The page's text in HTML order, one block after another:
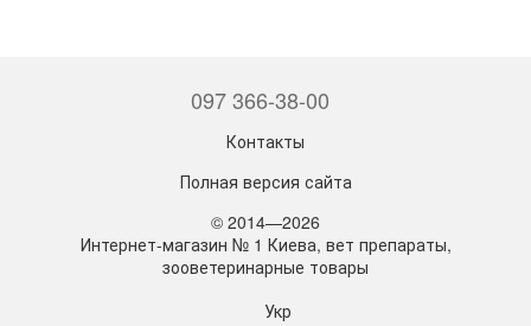
097 366-38-00
Контакты
Полная версия сайта
© 2014—2026
Интернет-магазин № 1 Киева, вет препараты,
зооветеринарные товары
Укр